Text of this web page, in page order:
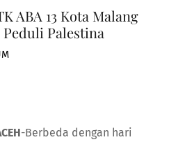
ABA 13 Kota Malang
Peduli Palestina
-Berbeda dengan hari